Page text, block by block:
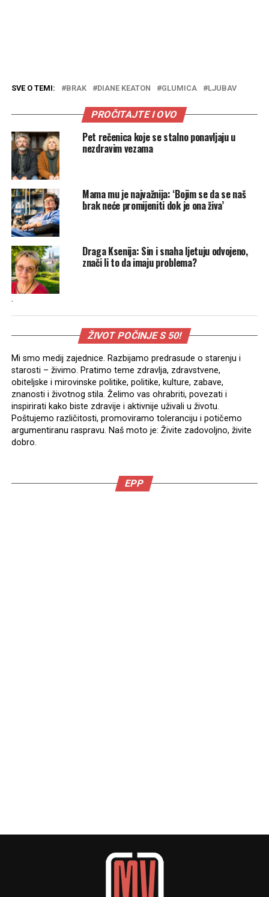
SVE O TEMI: BRAK DIANE KEATON GLUMICA LJUBAV
PROČITAJTE I OVO
Pet rečenica koje se stalno ponavljaju u
nezdravim vezama
Mama mu je najvažnija: ‘Bojim se da se naš
brak neće promijeniti dok je ona živa’
Draga Ksenija: Sin i snaha ljetuju odvojeno,
znači li to da imaju problema?
.
ŽIVOT POČINJE S 50!
Mi smo medij zajednice. Razbijamo predrasude o starenju i
starosti – živimo. Pratimo teme zdravlja, zdravstvene,
obiteljske i mirovinske politike, politike, kulture, zabave,
znanosti i životnog stila. Želimo vas ohrabriti, povezati i
inspirirati kako biste zdravije i aktivnije uživali u životu.
Poštujemo različitosti, promoviramo toleranciju i potičemo
argumentiranu raspravu. Naš moto je: Živite zadovoljno, živite
dobro.
EPP